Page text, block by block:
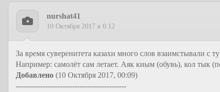
nurshat41
10 Октября 2017 в 0:12
За время суверенитета казахи много слов взаимстывали с
Например: самолёт сам летает. Аяк киым (обувь), кол тык
Добавлено (10 Октября 2017, 00:09)
---------------------------------------------